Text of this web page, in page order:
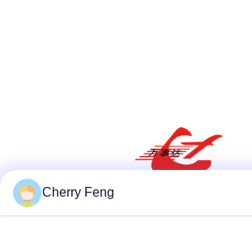
सोशल मीडिया
Cherry Feng